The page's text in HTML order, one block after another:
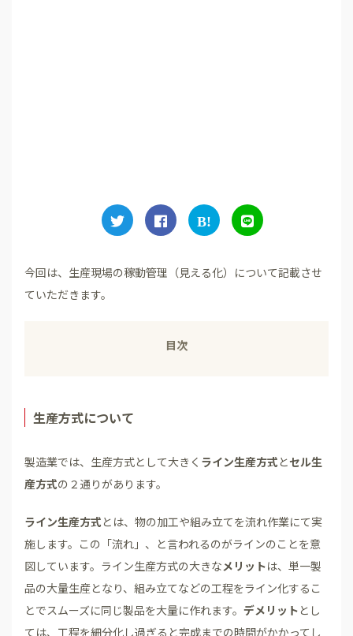
今回は、生産現場の稼動管理（見える化）について記載させ
ていただきます。
目次
生産方式について
製造業では、生産方式として大きく ライン生産方式 とセル生
産方式の２通りがあります。
ライン生産方式 とは、物の加工や組み立てを流れ作業にて実
施します。この「流れ」、と言われるのがラインのことを意
図しています。ライン生産方式の大きなメリットは、単一製
品の大量生産となり、組み立てなどの工程をライン化するこ
とでスムーズに同じ製品を大量に作れます。 デメリット とし
ては、工程を細分化し過ぎると完成までの時間がかかってし